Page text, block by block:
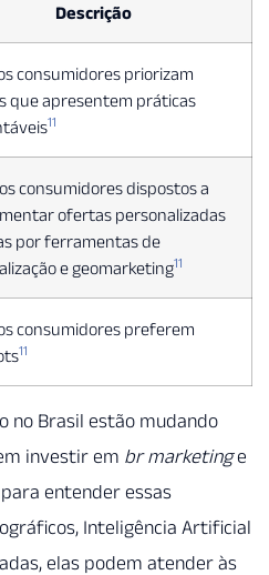
Descrição
consumidores priorizam
que apresentem práticas
11
consumidores dispostos a
ofertas personalizadas
por ferramentas de
e geomarketing11
consumidores preferem
11
no Brasil estão mudando
investir em br marketinge
entender essas
Inteligência Artificial
elas podem atender às